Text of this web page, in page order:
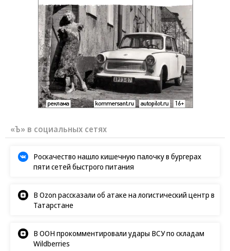
«Ъ» в социальных сетях
Роскачество нашло кишечную палочку в бургерах
пяти сетей быстрого питания
В Ozon рассказали об атаке на логистический центр в
Татарстане
В ООН прокомментировали удары ВСУ по складам
Wildberries